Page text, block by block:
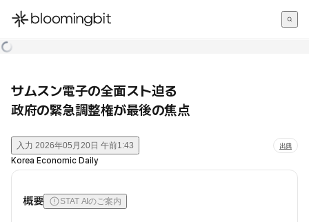
한국어
サムスン電子の全面スト迫る
政府の緊急調整権が最後の焦点
入力 2026年05月20日 午前1:43 出典
Korea Economic Daily
概要 STAT AIのご案内